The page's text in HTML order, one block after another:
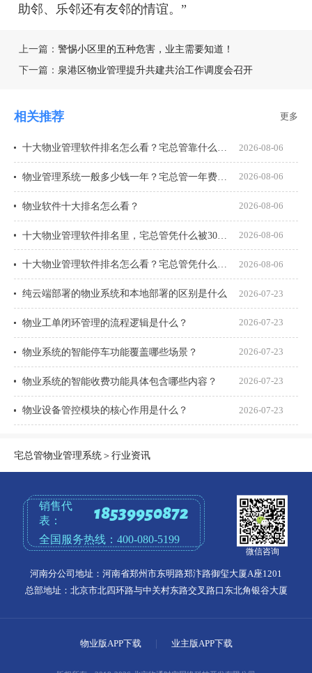
助邻、乐邻还有友邻的情谊。”
上一篇： 警惕小区里的五种危害，业主需要知道！
下一篇： 泉港区物业管理提升共建共治工作调度会召开
相关推荐 更多
2026-08-06
2026-08-06
物业软件十大排名怎么看？ 2026-08-06
2026-08-06
十大物业管理软件排名怎么看？宅总管凭什么能进榜？ 2026-08-06
纯云端部署的物业系统和本地部署的区别是什么 2026-07-23
物业工单闭环管理的流程逻辑是什么？ 2026-07-23
物业系统的智能停车功能覆盖哪些场景？ 2026-07-23
物业系统的智能收费功能具体包含哪些内容？ 2026-07-23
物业设备管控模块的核心作用是什么？ 2026-07-23
宅总管物业管理系统＞行业资讯
销售代
表：
18539950872
全国服务热线：400-080-5199
微信咨询
河南分公司地址：河南省郑州市东明路郑汴路御玺大厦A座1201
总部地址：北京市北四环路与中关村东路交叉路口东北角银谷大厦
物业版APP下载 业主版APP下载